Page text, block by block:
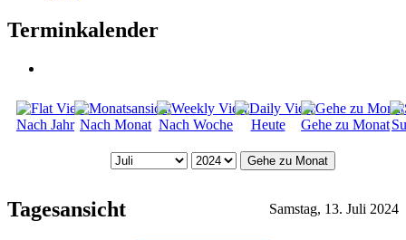
Terminkalender
Nach Jahr Nach Monat Nach Woche Heute Gehe zu Monat
Gehe zu Monat
Tagesansicht Samstag, 13. Juli 2024